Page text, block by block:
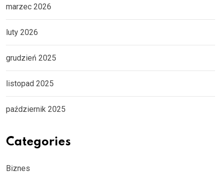
marzec 2026
luty 2026
grudzień 2025
listopad 2025
październik 2025
Categories
Biznes